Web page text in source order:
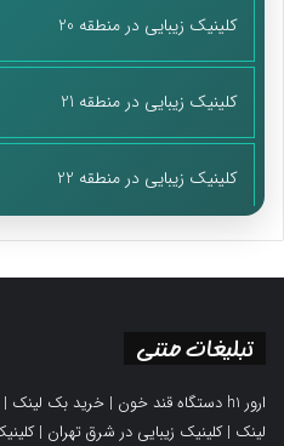
کلینیک زیبایی در منطقه 20
کلینیک زیبایی در منطقه 21
کلینیک زیبایی در منطقه 22
تبلیغات متنی
ارور h1 دستگاه قند خون | خرید بک لینک |
لینک |کلینیک زیبایی در شرق تهران |